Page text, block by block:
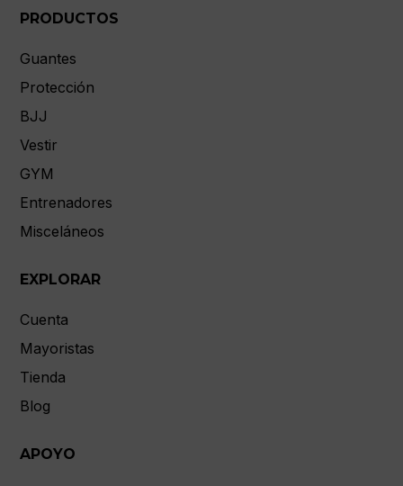
PRODUCTOS
Guantes
Protección
BJJ
Vestir
GYM
Entrenadores
Misceláneos
EXPLORAR
Cuenta
Mayoristas
Tienda
Blog
APOYO